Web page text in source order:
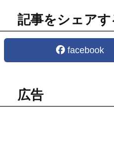
記事をシェアす
facebook
広告